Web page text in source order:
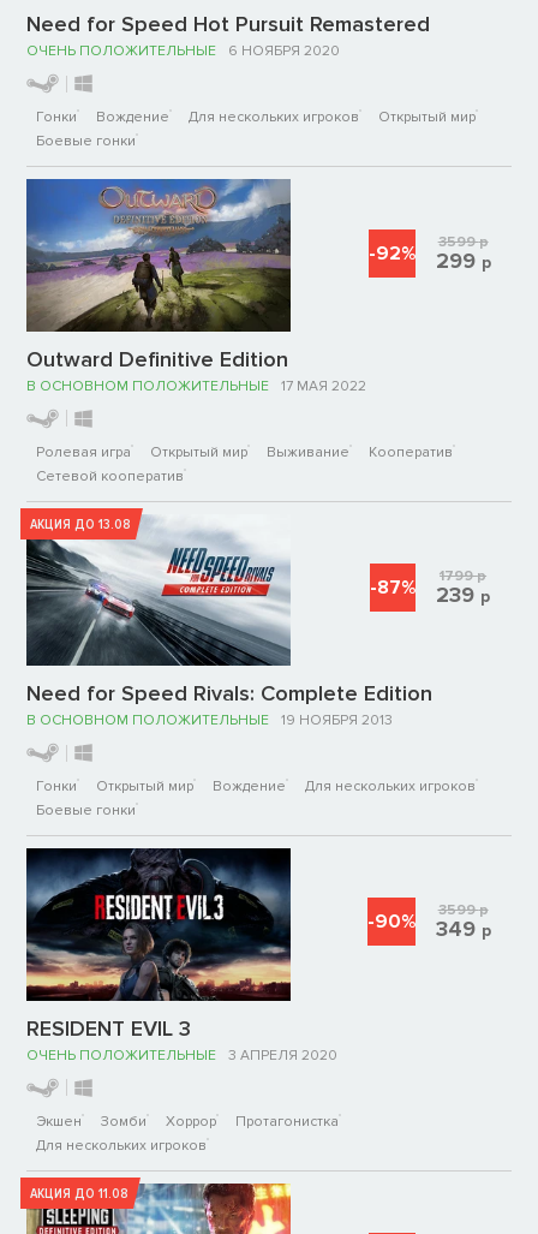
Need for Speed Hot Pursuit Remastered
ОЧЕНЬ ПОЛОЖИТЕЛЬНЫЕ 6 НОЯБРЯ 2020
Гонки Вождение Для нескольких игроков
Открытый мир
Боевые гонки
Outward Definitive Edition
В ОСНОВНОМ ПОЛОЖИТЕЛЬНЫЕ 17 МАЯ 2022
Ролевая игра Открытый мир Выживание
Кооператив
Сетевой кооператив
-92% 3599р
299 р
АКЦИЯ ДО 13.08
Need for Speed Rivals: Complete Edition
В ОСНОВНОМ ПОЛОЖИТЕЛЬНЫЕ 19 НОЯБРЯ 2013
Гонки Открытый мир Вождение
Для нескольких игроков
Боевые гонки
-87% 1799р
239 р
RESIDENT EVIL 3
ОЧЕНЬ ПОЛОЖИТЕЛЬНЫЕ 3 АПРЕЛЯ 2020
Экшен Зомби Хоррор
Протагонистка
Для нескольких игроков
-90% 3599р
349 р
АКЦИЯ ДО 11.08